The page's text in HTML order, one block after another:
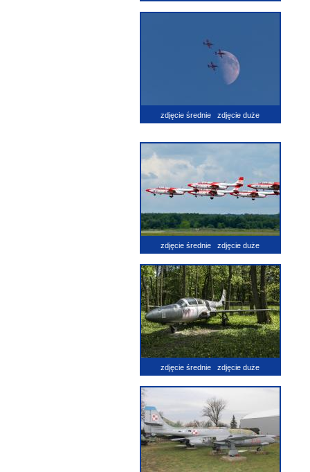
zdjęcie średnie zdjęcie duże
zdjęcie średnie zdjęcie duże
zdjęcie średnie zdjęcie duże